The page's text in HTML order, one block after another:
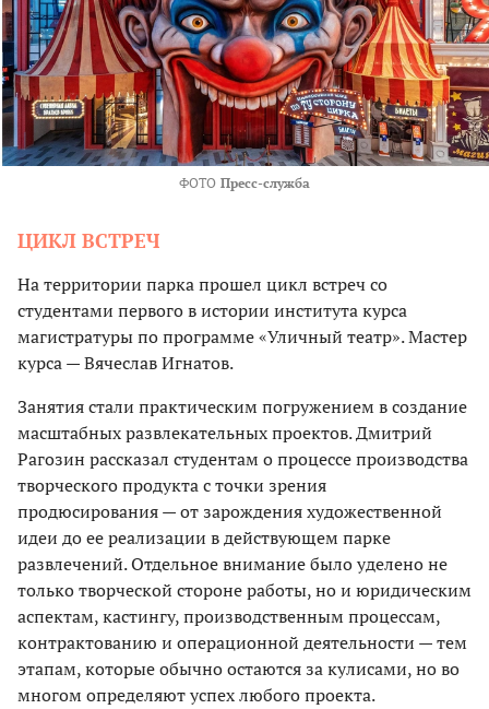
ФОТО Пресс-служба
ЦИКЛ ВСТРЕЧ
На территории парка прошел цикл встреч со
студентами первого в истории института курса
магистратуры по программе «Уличный театр». Мастер
курса — Вячеслав Игнатов.
Занятия стали практическим погружением в создание
масштабных развлекательных проектов. Дмитрий
Рагозин рассказал студентам о процессе производства
творческого продукта с точки зрения
продюсирования — от зарождения художественной
идеи до ее реализации в действующем парке
развлечений. Отдельное внимание было уделено не
только творческой стороне работы, но и юридическим
аспектам, кастингу, производственным процессам,
контрактованию и операционной деятельности — тем
этапам, которые обычно остаются за кулисами, но во
многом определяют успех любого проекта.